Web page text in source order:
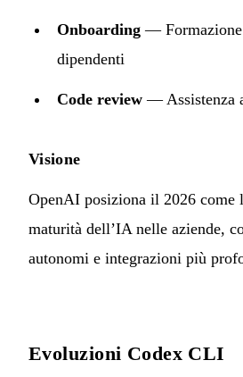
Onboarding —
dipendenti
Code review — Assistenza
Visione
OpenAI posiziona il 2026 come
maturità dell’IA nelle aziende,
autonomi e integrazioni più
Evoluzioni Codex CLI